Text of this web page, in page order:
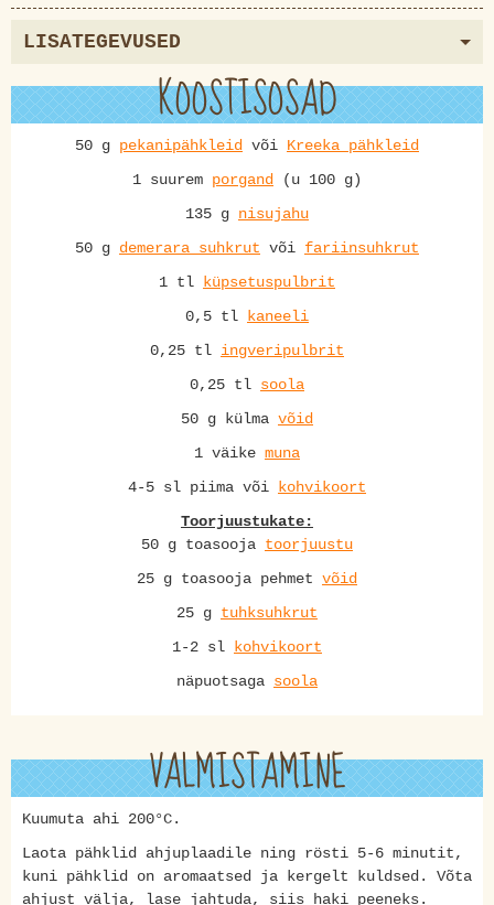
LISATEGEVUSED
KOOSTISOSAD
50 g pekanipähkleid või Kreeka pähkleid
1 suurem porgand
(u 100 g)
135 g nisujahu
50 g demerara suhkrut või fariinsuhkrut
1 tl
küpsetuspulbrit
0,5 tl
kaneeli
0,25 tl ingveripulbrit
0,25 tl soola
50 g külma võid
1 väike muna
4-5 sl piima või
kohvikoort
Toorjuustukate:
50 g toasooja toorjuustu
25 g toasooja pehmet võid
25 g tuhksuhkrut
1-2 sl
kohvikoort
näpuotsaga soola
VALMISTAMINE
Kuumuta ahi 200°C.
Laota pähklid ahjuplaadile ning rösti 5-6 minutit,
kuni pähklid on aromaatsed ja kergelt kuldsed. Võta
ahjust välja, lase jahtuda, siis haki peeneks.